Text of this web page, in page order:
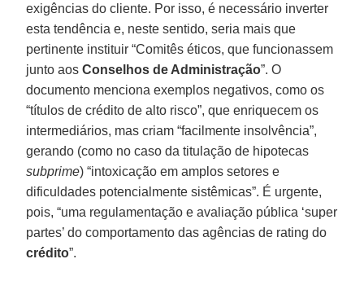
exigências do cliente. Por isso, é necessário inverter
esta tendência e, neste sentido, seria mais que
pertinente instituir “Comitês éticos, que funcionassem
junto aosConselhos de Administração”. O
documento menciona exemplos negativos, como os
“títulos de crédito de alto risco”, que enriquecem os
intermediários, mas criam “facilmente insolvência”,
gerando (como no caso da titulação de hipotecas
subprime) “intoxicação em amplos setores e
dificuldades potencialmente sistêmicas”. É urgente,
pois, “uma regulamentação e avaliação pública ‘super
partes’ do comportamento das agências de rating do
crédito”.